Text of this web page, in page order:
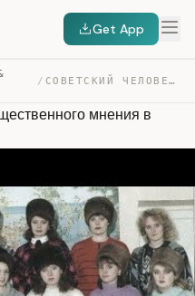
Get App
/ СОВЕТСКИЙ ЧЕЛОВЕК. ОПРОСЫ ОБЩЕСТВЕННОГО МНЕНИЯ В 1988-9… — TRANSCRIPT
мнения в